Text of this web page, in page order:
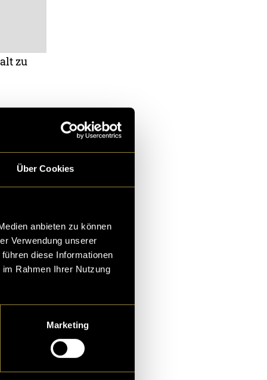
Über Cookies
anbieten zu können
Verwendung unserer
diese Informationen
Rahmen Ihrer Nutzung
Marketing
zu